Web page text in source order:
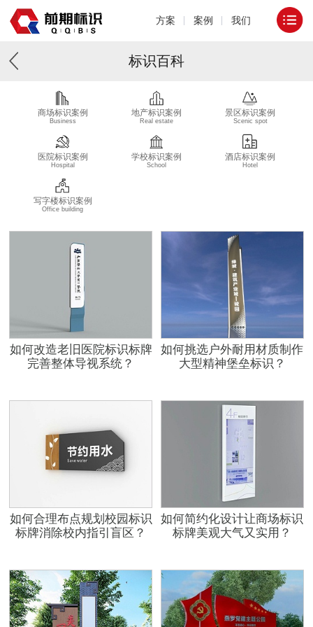
方案 案例 我们
标识百科
商场标识案例
Business
地产标识案例
Real estate
景区标识案例
Scenic spot
医院标识案例
Hospital
学校标识案例
School
酒店标识案例
Hotel
写字楼标识案例
Office building
如何改造老旧医院标识标牌
完善整体导视系统？
如何挑选户外耐用材质制作
大型精神堡垒标识？
如何合理布点规划校园标识
标牌消除校内指引盲区？
如何简约化设计让商场标识
标牌美观大气又实用？